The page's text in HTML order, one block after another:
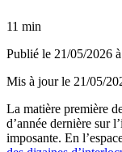
11 min
Publié le 21/05/2026
Mis à jour le 21/05/
La matière première
d’année dernière sur
imposante. En